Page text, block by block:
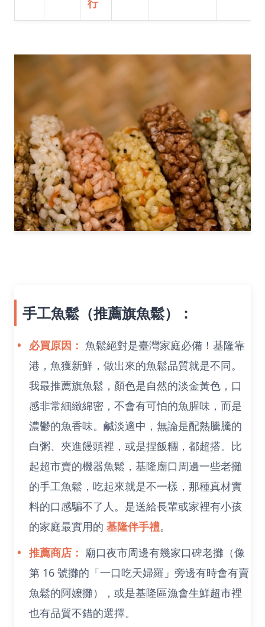
手工魚鬆（推薦旗魚鬆）：
必買原因： 魚鬆絕對是臺灣家庭必備！基隆靠
港，魚獲新鮮，做出來的魚鬆品質就是不同。
我最推薦旗魚鬆，顏色是自然的淡金黃色，口
感非常細緻綿密，不會有可怕的魚腥味，而是
濃鬱的魚香味。鹹淡適中，無論是配熱騰騰的
白粥、夾進饅頭裡，或是捏飯糰，都超搭。比
起超市賣的機器魚鬆，基隆廟口周邊一些老攤
的手工魚鬆，吃起來就是不一樣，那種真材實
料的口感騙不了人。是送給長輩或家裡有小孩
的家庭最實用的 基隆伴手禮。
推薦商店： 廟口夜市周邊有幾家口碑老攤（像
第 16 號攤的「一口吃天婦羅」旁邊有時會有賣
魚鬆的阿嬤攤），或是基隆區漁會生鮮超市裡
也有品質不錯的選擇。